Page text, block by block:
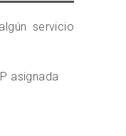
servicio
asignada